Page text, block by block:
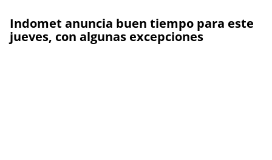
Indomet anuncia buen tiempo para este
jueves, con algunas excepciones